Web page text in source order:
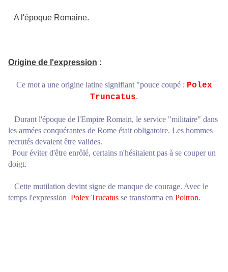
A l'époque Romaine.
Origine de l'expression :
Ce mot a une origine latine signifiant "pouce coupé : Polex
Truncatus.
Durant l'époque de l'Empire Romain, le service "militaire" dans
les armées conquérantes de Rome était obligatoire. Les hommes
recrutés devaient être valides.
Pour éviter d'être enrôlé, certains n'hésitaient pas à se couper un
doigt.
Cette mutilation devint signe de manque de courage. Avec le
temps l'expression Polex Trucatus se transforma en Poltron.